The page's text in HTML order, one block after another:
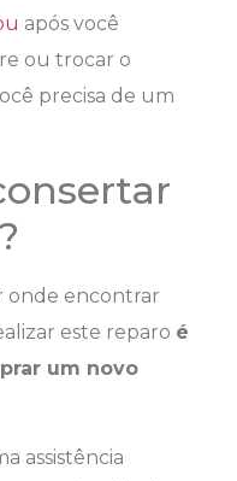
após você
ou trocar o
precisa de um
onde encontrar
este reparo é
um novo
assistência